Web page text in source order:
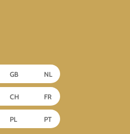
GB NL
CH FR
PL PT